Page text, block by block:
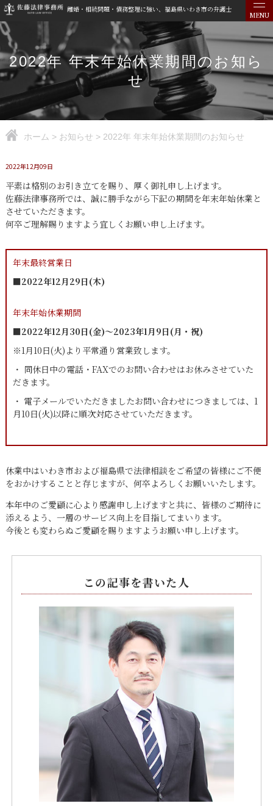
離婚・相続問題・債務整理に強い、福島県いわき市の弁護士
MENU
2022年 年末年始休業期間のお知ら
せ
ホーム > お知らせ > 2022年 年末年始休業期間のお知らせ
2022年12月09日
平素は格別のお引き立てを賜り、厚く御礼申し上げます。
佐藤法律事務所では、誠に勝手ながら下記の期間を年末年始休業と
させていただきます。
何卒ご理解賜りますよう宜しくお願い申し上げます。
年末最終営業日
■2022年12月29日(木)
年末年始休業期間
■2022年12月30日(金)～2023年1月9日(月・祝)
※1月10日(火)より平常通り営業致します。
・ 同休日中の電話・FAXでのお問い合わせはお休みさせていた
だきます。
・ 電子メールでいただきましたお問い合わせにつきましては、1
月10日(火)以降に順次対応させていただきます。
休業中はいわき市および福島県で法律相談をご希望の皆様にご不便
をおかけすることと存じますが、何卒よろしくお願いいたします。
本年中のご愛顧に心より感謝申し上げますと共に、皆様のご期待に
添えるよう、一層のサービス向上を目指してまいります。
今後とも変わらぬご愛顧を賜りますようお願い申し上げます。
この記事を書いた人